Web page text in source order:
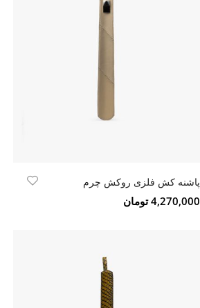
پاشنه کش فلزی روکش چرم
4,270,000 تومان